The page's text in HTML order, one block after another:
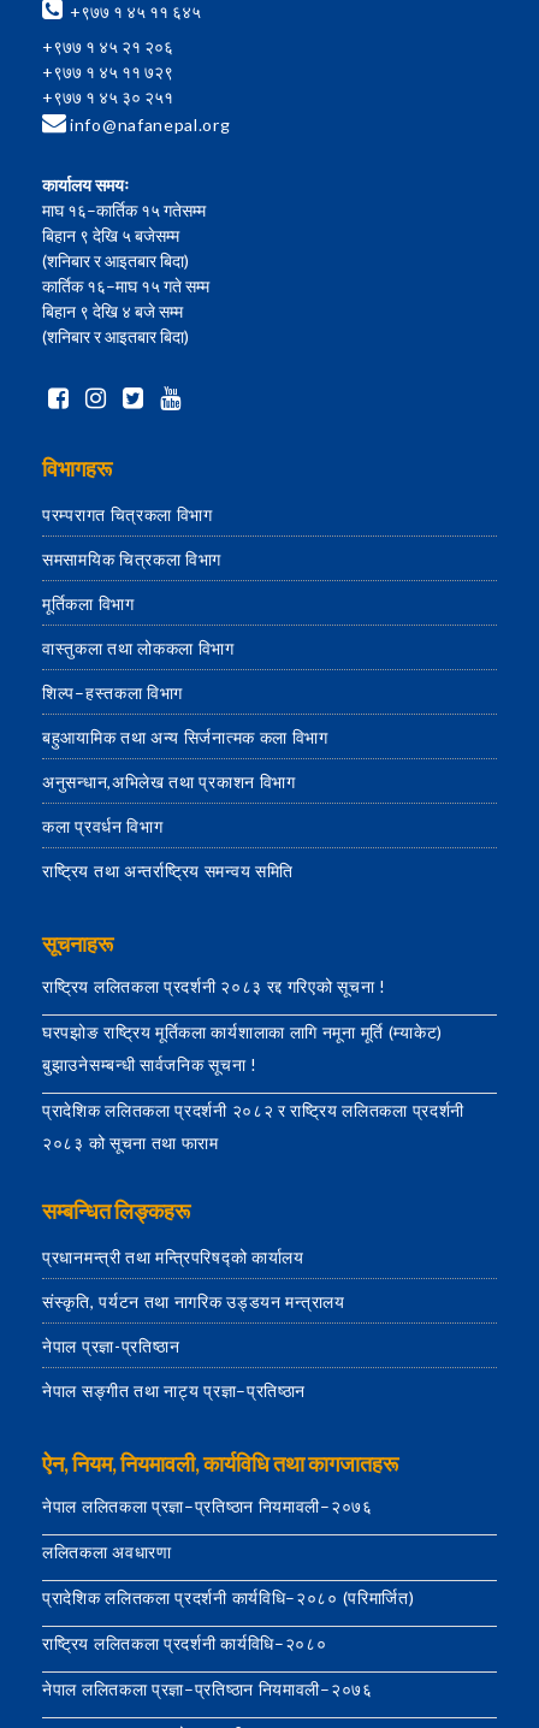
+९७७ १ ४५ ११ ६४५
+९७७ १ ४५ २१ २०६
+९७७ १ ४५ ११ ७२९
+९७७ १ ४५ ३० २५१
info@nafanepal.org
कार्यालय समयः
माघ १६–कार्तिक १५ गतेसम्म
बिहान ९ देखि ५ बजेसम्म
(शनिबार र आइतबार बिदा)
कार्तिक १६–माघ १५ गते सम्म
बिहान ९ देखि ४ बजे सम्म
(शनिबार र आइतबार बिदा)
विभागहरू
परम्परागत चित्रकला विभाग
समसामयिक चित्रकला विभाग
मूर्तिकला विभाग
वास्तुकला तथा लोककला विभाग
शिल्प–हस्तकला विभाग
बहुआयामिक तथा अन्य सिर्जनात्मक कला विभाग
अनुसन्धान,अभिलेख तथा प्रकाशन विभाग
कला प्रवर्धन विभाग
राष्ट्रिय तथा अन्तर्राष्ट्रिय समन्वय समिति
सूचनाहरू
राष्ट्रिय ललितकला प्रदर्शनी २०८३ रद्द गरिएको सूचना !
घरपझोङ राष्ट्रिय मूर्तिकला कार्यशालाका लागि नमूना मूर्ति (म्याकेट)
बुझाउनेसम्बन्धी सार्वजनिक सूचना !
प्रादेशिक ललितकला प्रदर्शनी २०८२ र राष्ट्रिय ललितकला प्रदर्शनी
२०८३ को सूचना तथा फाराम
सम्बन्धित लिङ्कहरू
प्रधानमन्त्री तथा मन्त्रिपरिषद्को कार्यालय
संस्कृति, पर्यटन तथा नागरिक उड्डयन मन्त्रालय
नेपाल प्रज्ञा-प्रतिष्ठान
नेपाल सङ्गीत तथा नाट्य प्रज्ञा–प्रतिष्ठान
ऐन, नियम, नियमावली, कार्यविधि तथा कागजातहरू
नेपाल ललितकला प्रज्ञा–प्रतिष्ठान नियमावली–२०७६
ललितकला अवधारणा
प्रादेशिक ललितकला प्रदर्शनी कार्यविधि–२०८० (परिमार्जित)
राष्ट्रिय ललितकला प्रदर्शनी कार्यविधि–२०८०
नेपाल ललितकला प्रज्ञा–प्रतिष्ठान नियमावली–२०७६